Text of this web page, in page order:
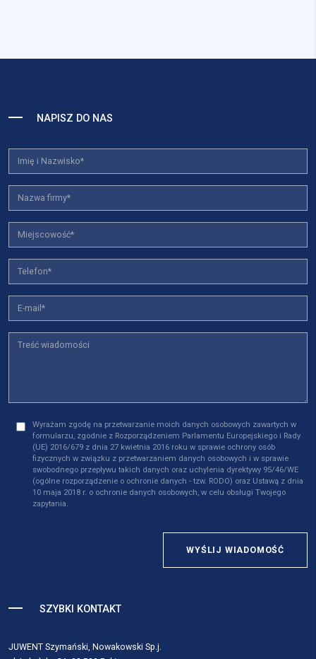
SZYBKI KONTAKT
JUWENT Szymański, Nowakowski Sp.j.
NAPISZ DO NAS
Wyrażam zgodę na przetwarzanie moich danych osobowych zawartych w
formularzu, zgodnie z Rozporządzeniem Parlamentu Europejskiego i Rady
(UE) 2016/679 z dnia 27 kwietnia 2016 roku w sprawie ochrony osób
fizycznych w związku z przetwarzaniem danych osobowych i w sprawie
swobodnego przepływu takich danych oraz uchylenia dyrektywy 95/46/WE
(ogólne rozporządzenie o ochronie danych - tzw. RODO) oraz Ustawą z dnia
10 maja 2018 r. o ochronie danych osobowych, w celu obsługi Twojego
zapytania.
WYŚLIJ WIADOMOŚĆ